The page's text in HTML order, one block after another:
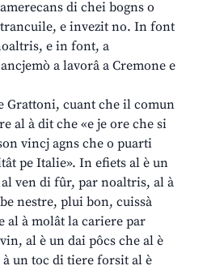
di chei bogns o
e invezit no. In font
e in font, a
a lavorâ a Cremone e
Grattoni, cuant che il comun
al à dit che «e je ore che si
vincj agns che o puarti
pe Italie». In efiets al è un
ven di fûr, par noaltris, al à
nestre, plui bon, cuissà
al à molât la cariere par
al è un dai pôcs che al è
un toc di tiere forsit al è